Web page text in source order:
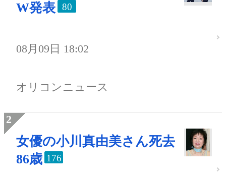
W発表
80
08月09日 18:02
オリコンニュース
女優の小川真由美さん死去
86歳 176